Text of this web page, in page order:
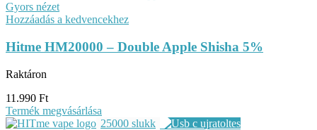
Gyors nézet
Hozzáadás a kedvencekhez
Hitme HM20000 – Double Apple Shisha 5%
Raktáron
11.990 Ft
Termék megvásárlása
25000 slukk